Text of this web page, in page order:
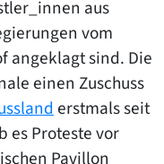
aus
vom
angeklagt sind. Die
einen Zuschuss
erstmals seit
es Proteste vor
Pavillon